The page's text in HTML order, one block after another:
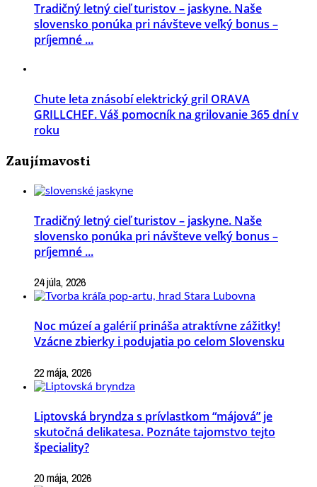
Tradičný letný cieľ turistov – jaskyne. Naše
slovensko ponúka pri návšteve veľký bonus –
príjemné ...
Chute leta znásobí elektrický gril ORAVA
GRILLCHEF. Váš pomocník na grilovanie 365 dní v
roku
Zaujímavosti
Tradičný letný cieľ turistov – jaskyne. Naše
slovensko ponúka pri návšteve veľký bonus –
príjemné ...
24 júla, 2026
Noc múzeí a galérií prináša atraktívne zážitky!
Vzácne zbierky i podujatia po celom Slovensku
22 mája, 2026
Liptovská bryndza s prívlastkom “májová” je
skutočná delikatesa. Poznáte tajomstvo tejto
špeciality?
20 mája, 2026